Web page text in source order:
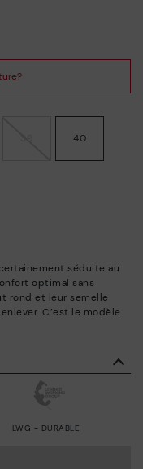
40
séduite au
optimal sans
rond et leur semelle
C’est le modèle
LWG - DURABLE